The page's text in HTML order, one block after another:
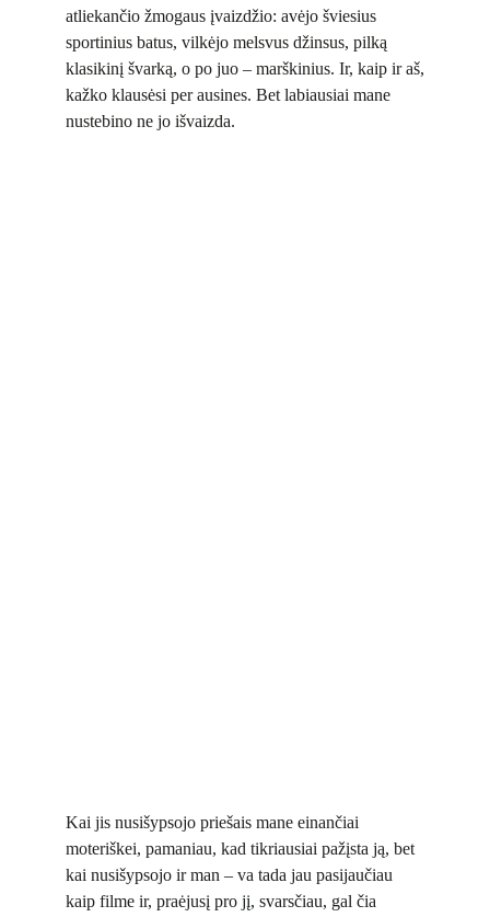
atliekančio žmogaus įvaizdžio: avėjo šviesius
sportinius batus, vilkėjo melsvus džinsus, pilką
klasikinį švarką, o po juo – marškinius. Ir, kaip ir aš,
kažko klausėsi per ausines. Bet labiausiai mane
nustebino ne jo išvaizda.
Kai jis nusišypsojo priešais mane einančiai
moteriškei, pamaniau, kad tikriausiai pažįsta ją, bet
kai nusišypsojo ir man – va tada jau pasijaučiau
kaip filme ir, praėjusį pro jį, svarsčiau, gal čia